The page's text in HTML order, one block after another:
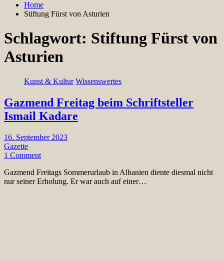
Home
Stiftung Fürst von Asturien
Schlagwort: Stiftung Fürst von
Asturien
Kunst & Kultur Wissenswertes
Gazmend Freitag beim Schriftsteller
Ismail Kadare
16. September 2023
Gazette
1 Comment
Gazmend Freitags Sommerurlaub in Albanien diente diesmal nicht
nur seiner Erholung. Er war auch auf einer…